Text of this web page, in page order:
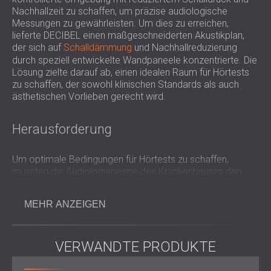
SCHALLSCHUTZ UND AKUSTIK FÜR
HALLEN
SCHALLDÄMMUNG UND
AKUSTIKLÖSUNGEN FÜR
EINZELHANDELSFLÄCHEN
SCHALLSCHUTZ UND AKUSTIK FÜR
BILDUNGSEINRICHTUNGEN
GESUNDHEITSEINRICHTUNGE
AKUSTIKLÖSUNGEN FÜR DEN
AKUSTIKLÖSUNGEN FÜR
RECHENZENTREN
POLAND (PL)
FINLAND (FI)
РОССИЯ (RU)
USA (US)
SOUTH AFRICA (ZA)
Nachhallzeit zu schaffen, um präzise audiologische
Messungen zu gewährleisten. Um dies zu erreichen,
lieferte DECIBEL einen maßgeschneiderten Akustikplan,
der sich auf Schalldämmung und Nachhallreduzierung
durch speziell entwickelte Wandpaneele konzentrierte. Die
Lösung zielte darauf ab, einen idealen Raum für Hörtests
zu schaffen, der sowohl klinischen Standards als auch
ästhetischen Vorlieben gerecht wird.
Herausforderung
Um optimale Bedingungen für Hörtests zu schaffen,
mussten die Audiologieräume des Krankenhauses den
genaue audiologische Messungen war es unerlässlich, die
den Einsatz von Materialien, die nicht nur die für
Testumgebungen erforderlicheakustischeLeistung
MEHR ANZEIGEN
VERWANDTE PRODUKTE